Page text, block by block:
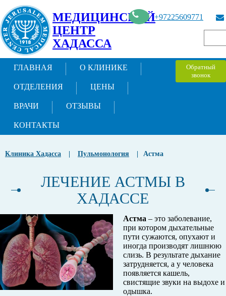
МЕДИЦИНСКИЙ
ЦЕНТР
ХАДАССА
+97225609771
ГЛАВНАЯ О КЛИНИКЕ
ОТДЕЛЕНИЯ ЦЕНЫ
ВРАЧИ ОТЗЫВЫ
КОНТАКТЫ
Обратный
звонок
Клиника Хадасса Пульмонология Астма
ЛЕЧЕНИЕ АСТМЫ В
ХАДАССЕ
Астма – это заболевание,
при котором дыхательные
пути сужаются, опухают и
иногда производят лишнюю
слизь. В результате дыхание
затрудняется, а у человека
появляется кашель,
свистящие звуки на выдохе и
одышка.